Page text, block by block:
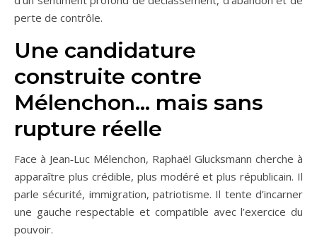
perte de contrôle.
Une candidature
construite contre
Mélenchon… mais sans
rupture réelle
Face à Jean‑Luc Mélenchon, Raphaël Glucksmann cherche à
apparaître plus crédible, plus modéré et plus républicain. Il
parle sécurité, immigration, patriotisme. Il tente d’incarner
une gauche respectable et compatible avec l’exercice du
pouvoir.